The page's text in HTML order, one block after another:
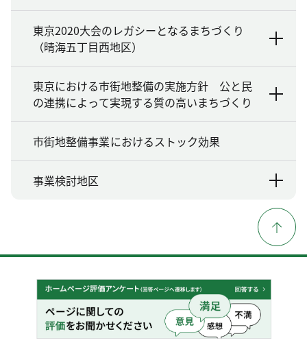
東京2020大会のレガシーとなるまちづくり
（晴海五丁目西地区）
東京における市街地整備の実施方針 公と民
の連携によって実現する質の高いまちづくり
市街地整備事業におけるストック効果
事業検討地区